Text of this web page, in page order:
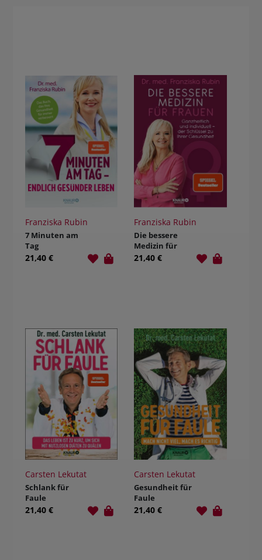
Franziska Rubin
7 Minuten am
Tag
21,40 €
Franziska Rubin
Die bessere
Medizin für
Frauen
21,40 €
Carsten Lekutat
Schlank für
Faule
21,40 €
Carsten Lekutat
Gesundheit für
Faule
21,40 €